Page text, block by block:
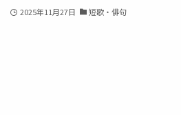
2025年11月27日 短歌・俳句